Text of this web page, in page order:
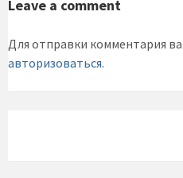
Leave a comment
Для отправки комментария
авторизоваться.